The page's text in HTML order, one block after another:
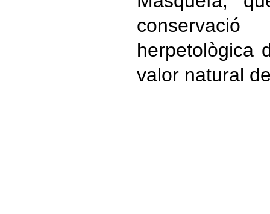
herpetològica
valor natural